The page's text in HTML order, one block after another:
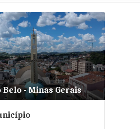
Belo - Minas Gerais